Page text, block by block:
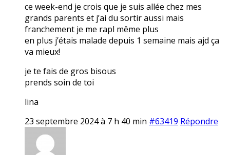
ce week-end je crois que je suis allée chez mes
grands parents et j’ai du sortir aussi mais
franchement je me rapl même plus
en plus j’étais malade depuis 1 semaine mais ajd ça
va mieux!
je te fais de gros bisous
prends soin de toi
lina
23 septembre 2024 à 7 h 40 min #63419 Répondre